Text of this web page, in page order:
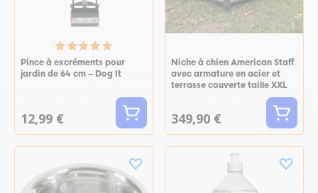
Pince à excréments pour
jardin de 64 cm – Dog It
12,99 €
Niche à chien American Staff
avec armature en acier et
terrasse couverte taille XXL
349,90 €